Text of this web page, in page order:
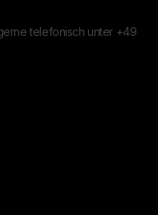
telefonisch unter +49